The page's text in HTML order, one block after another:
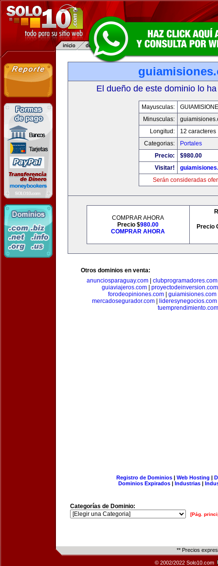
El dueño de este dominio lo
Mayusculas:
Minusculas:
Longitud:
12 caracteres
Categorias:
Portales
Precio:
$980.00
Visitar!
Serán consideradas
COMPRAR AHORA
Precio $980.00
COMPRAR AHORA
Precio
Otros dominios en venta:
anunciosparaguay.com
clubprogramadores.com
guiaviajeros.com| proyectodeinversion.com
forodeopiniones.com
guiamisiones.com
mercadosegurador.com
lideresynegocios.com
tuemprendimiento.com
Registro de Dominios| Web Hosting |
Dominios Expirados | Industrias |
Categorías de Dominio:
[Pág.
** Precios
© 2002/2022 Solo10.com